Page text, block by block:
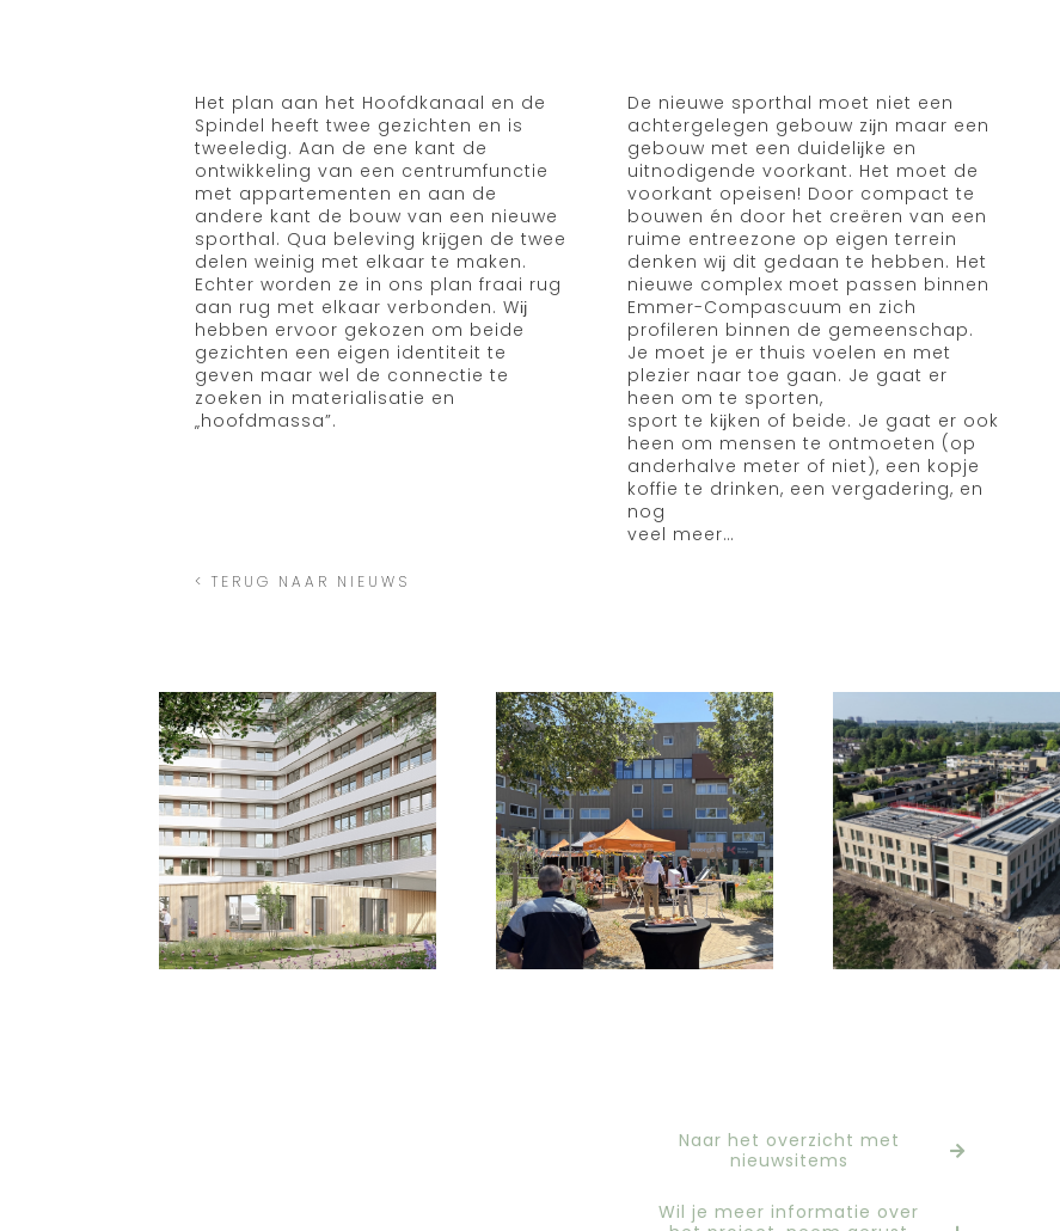
Het plan aan het Hoofdkanaal en de
Spindel heeft twee gezichten en is
tweeledig. Aan de ene kant de
ontwikkeling van een centrumfunctie
met appartementen en aan de
andere kant de bouw van een nieuwe
sporthal. Qua beleving krĳgen de twee
delen weinig met elkaar te maken.
Echter worden ze in ons plan fraai rug
aan rug met elkaar verbonden. Wĳ
hebben ervoor gekozen om beide
gezichten een eigen identiteit te
geven maar wel de connectie te
zoeken in materialisatie en
„hoofdmassa”.
De nieuwe sporthal moet niet een
achtergelegen gebouw zĳn maar een
gebouw met een duidelĳke en
uitnodigende voorkant. Het moet de
voorkant opeisen! Door compact te
bouwen én door het creëren van een
ruime entreezone op eigen terrein
denken wĳ dit gedaan te hebben. Het
nieuwe complex moet passen binnen
Emmer-Compascuum en zich
profileren binnen de gemeenschap.
Je moet je er thuis voelen en met
plezier naar toe gaan. Je gaat er
heen om te sporten,
sport te kĳken of beide. Je gaat er ook
heen om mensen te ontmoeten (op
anderhalve meter of niet), een kopje
koffie te drinken, een vergadering, en
nog
veel meer…
< TERUG NAAR NIEUWS
Nieuws uitgelicht
home Nieuws
Wageningen uitgelicht
6 2026
agnova
Nieuws Middelburg
2026 uitgelicht 2
agnova
home Nieuws
Nieuwerkerk /d IJssel
2026 uitgelicht 1
agnova
Naar het overzicht met
nieuwsitems
Wil je meer informatie over